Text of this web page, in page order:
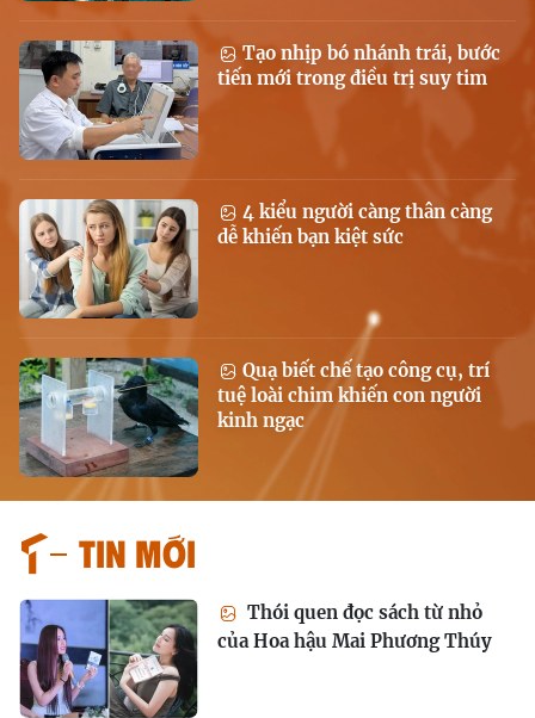
Tạo nhịp bó nhánh trái, bước
tiến mới trong điều trị suy tim
4 kiểu người càng thân càng
dễ khiến bạn kiệt sức
Quạ biết chế tạo công cụ, trí
tuệ loài chim khiến con người
kinh ngạc
Tin mới
Thói quen đọc sách từ nhỏ
của Hoa hậu Mai Phương Thúy